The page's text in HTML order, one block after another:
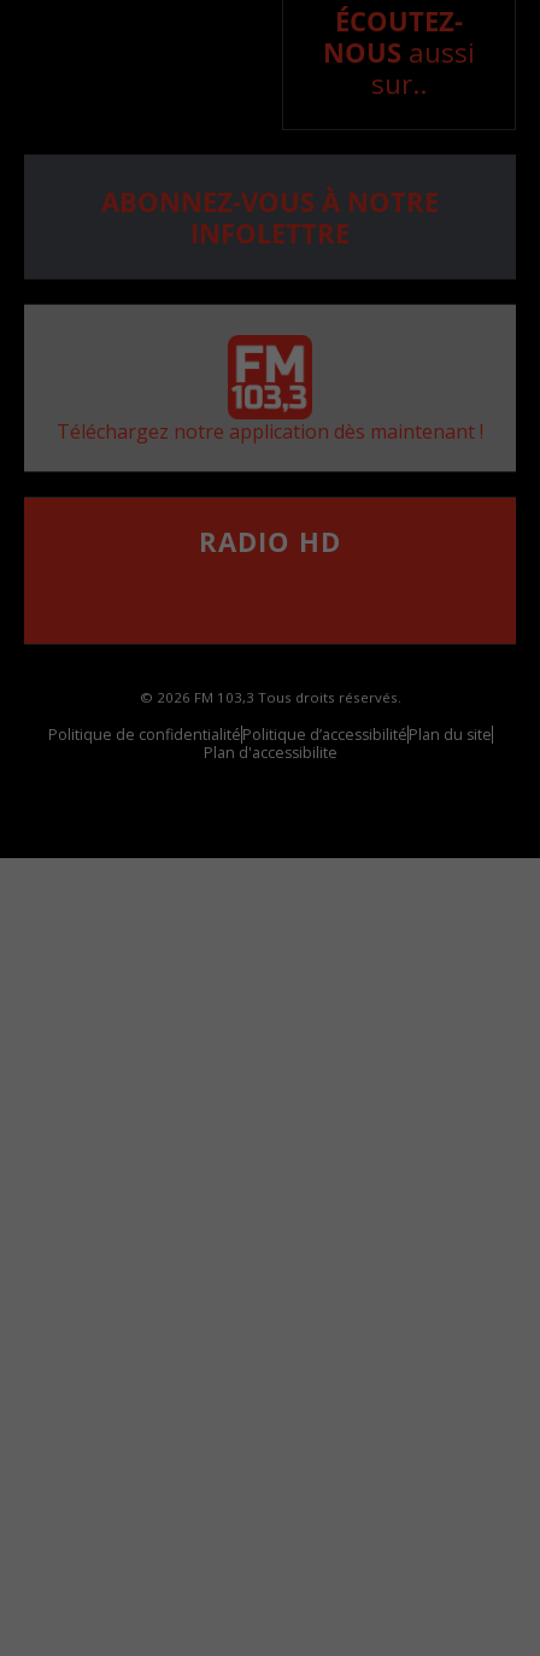
ÉCOUTEZ-
NOUS aussi
sur..
ABONNEZ-VOUS À NOTRE
INFOLETTRE
Téléchargez notre application dès maintenant !
RADIO HD
© 2026 FM 103,3 Tous droits réservés.
Politique de confidentialitéPolitique d’accessibilitéPlan du site
Plan d'accessibilite